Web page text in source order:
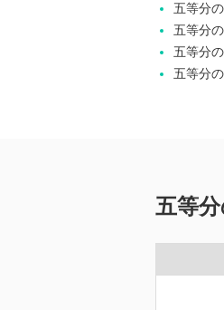
五等分
五等分
五等分
五等分
五等